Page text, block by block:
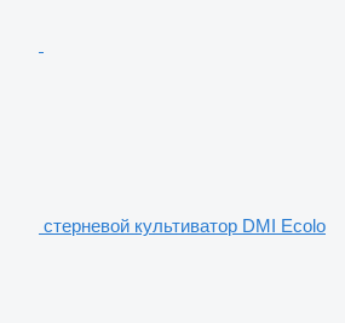
стерневой культиватор DMI Ecolo